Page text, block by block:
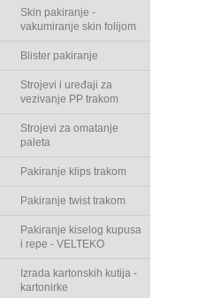
Skin pakiranje -
vakumiranje skin folijom
Blister pakiranje
Strojevi i uređaji za
vezivanje PP trakom
Strojevi za omatanje
paleta
Pakiranje klips trakom
Pakiranje twist trakom
Pakiranje kiselog kupusa
i repe - VELTEKO
Izrada kartonskih kutija -
kartonirke